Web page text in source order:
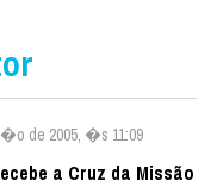
de 2005, �s 11:09
a Cruz da Missão